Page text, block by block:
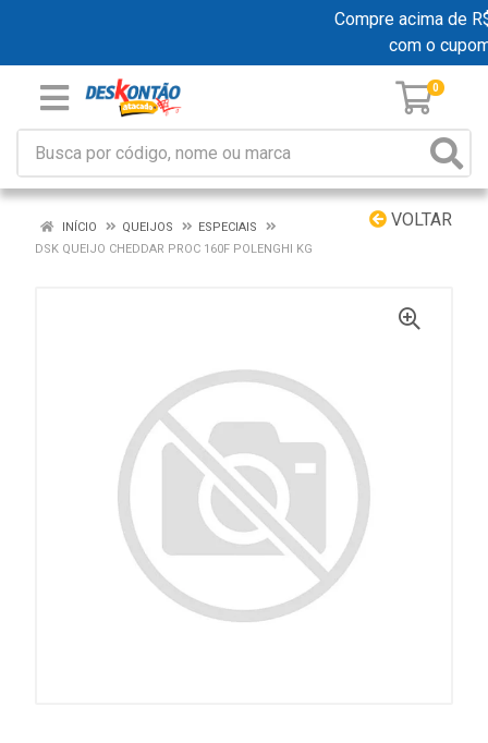
Compre acima de
com o
0
VOLTAR
INÍCIO QUEIJOS
ESPECIAIS
DSK QUEIJO CHEDDAR PROC 160F POLENGHI KG